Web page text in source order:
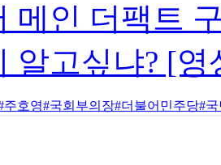
메인 더팩트
알고싶냐? [
주호영#국회부의장#더불어민주당#